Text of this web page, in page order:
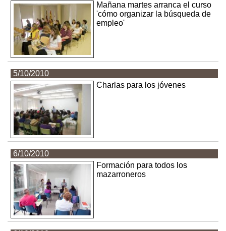
Mañana martes arranca el curso
'cómo organizar la búsqueda de
empleo'
5/10/2010
Charlas para los jóvenes
6/10/2010
Formación para todos los
mazarroneros